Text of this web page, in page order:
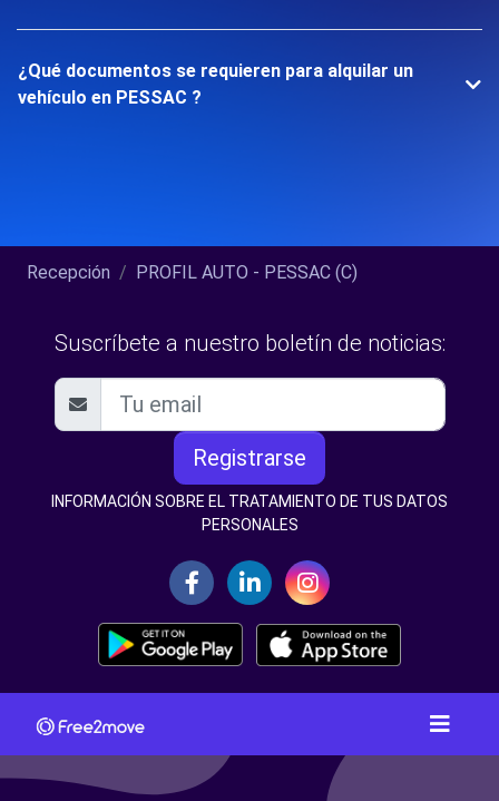
¿Qué documentos se requieren para alquilar un
vehículo en PESSAC ?
Recepción PROFIL AUTO - PESSAC (C)
Suscríbete a nuestro boletín de noticias:
Registrarse
INFORMACIÓN SOBRE EL TRATAMIENTO DE TUS DATOS
PERSONALES